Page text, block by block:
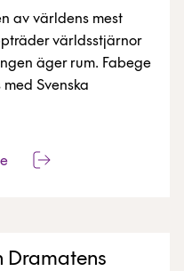
av världens mest
världsstjärnor
äger rum. Fabege
Svenska
Dramatens